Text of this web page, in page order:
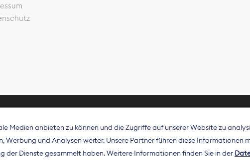
und Zeitungsverleger (BDZV) vertritt als
der Zeitungsverlage und digitalen Publisher in
Medien anbieten zu können und die Zugriffe auf unserer Website zu
und Analysen weiter. Unsere Partner führen diese Informationen
der Dienste gesammelt haben. Weitere Informationen finden Sie in der